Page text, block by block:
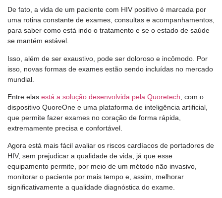
De fato, a vida de um paciente com HIV positivo é marcada por
uma rotina constante de exames, consultas e acompanhamentos,
para saber como está indo o tratamento e se o estado de saúde
se mantém estável.
Isso, além de ser exaustivo, pode ser doloroso e incômodo. Por
isso, novas formas de exames estão sendo incluídas no mercado
mundial.
Entre elas está a solução desenvolvida pela Quoretech , com o
dispositivo QuoreOne e uma plataforma de inteligência artificial,
que permite fazer exames no coração de forma rápida,
extremamente precisa e confortável.
Agora está mais fácil avaliar os riscos cardíacos de portadores de
HIV, sem prejudicar a qualidade de vida, já que esse
equipamento permite, por meio de um método não invasivo,
monitorar o paciente por mais tempo e, assim, melhorar
significativamente a qualidade diagnóstica do exame.